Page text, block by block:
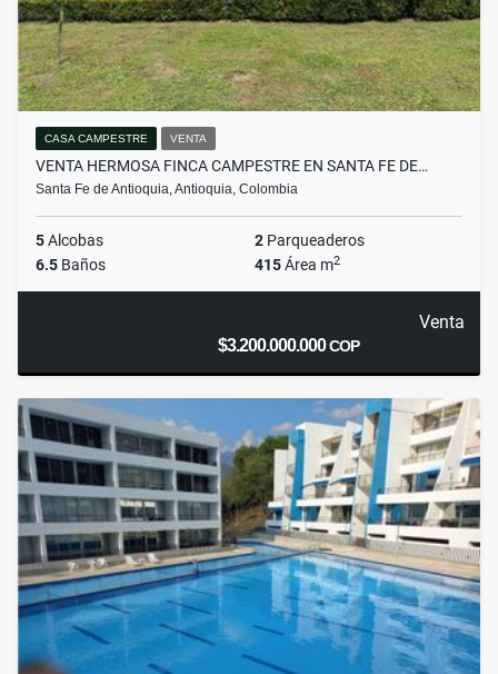
CASA CAMPESTRE VENTA
VENTA HERMOSA FINCA CAMPESTRE EN SANTA FE DE…
Santa Fe de Antioquia, Antioquia, Colombia
5Alcobas 2 Parqueaderos
6.5 Baños 415Área m2
Venta
$3.200.000.000COP